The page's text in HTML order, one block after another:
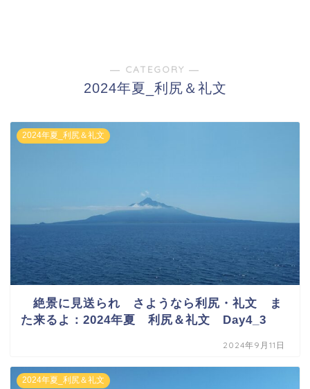
― CATEGORY ―
2024年夏_利尻＆礼文
2024年夏_利尻＆礼文
絶景に見送られ さようなら利尻・礼文 ま
た来るよ：2024年夏 利尻＆礼文 Day4_3
2024年9月11日
2024年夏_利尻＆礼文